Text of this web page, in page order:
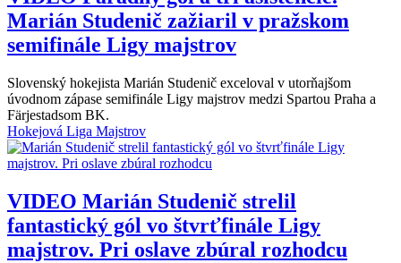
Marián Studenič zažiaril v pražskom
semifinále Ligy majstrov
Slovenský hokejista Marián Studenič exceloval v utorňajšom
úvodnom zápase semifinále Ligy majstrov medzi Spartou Praha a
Färjestadsom BK.
Hokejová Liga Majstrov
VIDEO Marián Studenič strelil
fantastický gól vo štvrťfinále Ligy
majstrov. Pri oslave zbúral rozhodcu